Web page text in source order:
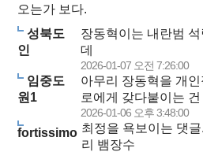
오는가 보다.
성북도
인
장동혁이는 내란범
데
2026-01-07 오전 7:26:00
임중도
원1
아무리 장동혁을 개
로에게 갖다붙이는
2026-01-06 오후 3:48:00
fortissimo 최정을 욕보이는 댓
리 뱀장수